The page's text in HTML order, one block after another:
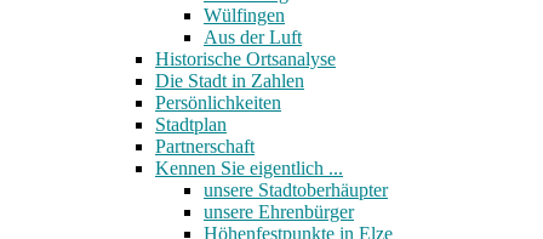
Wülfingen
Aus der Luft
Historische Ortsanalyse
Die Stadt in Zahlen
Persönlichkeiten
Stadtplan
Partnerschaft
Kennen Sie eigentlich ...
unsere Stadtoberhäupter
unsere Ehrenbürger
Höhenfestpunkte in Elze